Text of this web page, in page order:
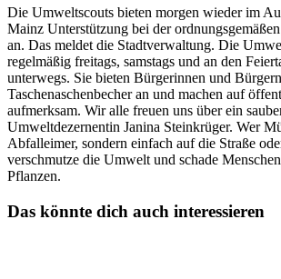
Die Umweltscouts bieten morgen wieder im
Mainz Unterstützung bei der
an. Das meldet die Stadtverwaltung. Die
regelmäßig freitags, samstags und an den
unterwegs. Sie bieten Bürgerinnen und
Taschenaschenbecher an und machen auf
aufmerksam. Wir alle freuen uns über ein
Umweltdezernentin Janina Steinkrüger. Wer
Abfalleimer, sondern einfach auf die Straße
verschmutze die Umwelt und schade
Pflanzen.
Das könnte dich auch interessieren